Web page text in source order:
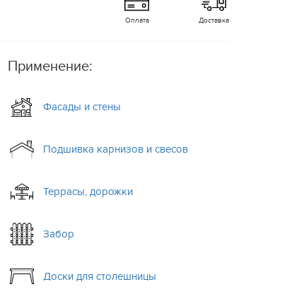
Оплата Доставка
Применение:
Фасады и стены
Подшивка карнизов и свесов
Террасы, дорожки
Забор
Доски для столешницы